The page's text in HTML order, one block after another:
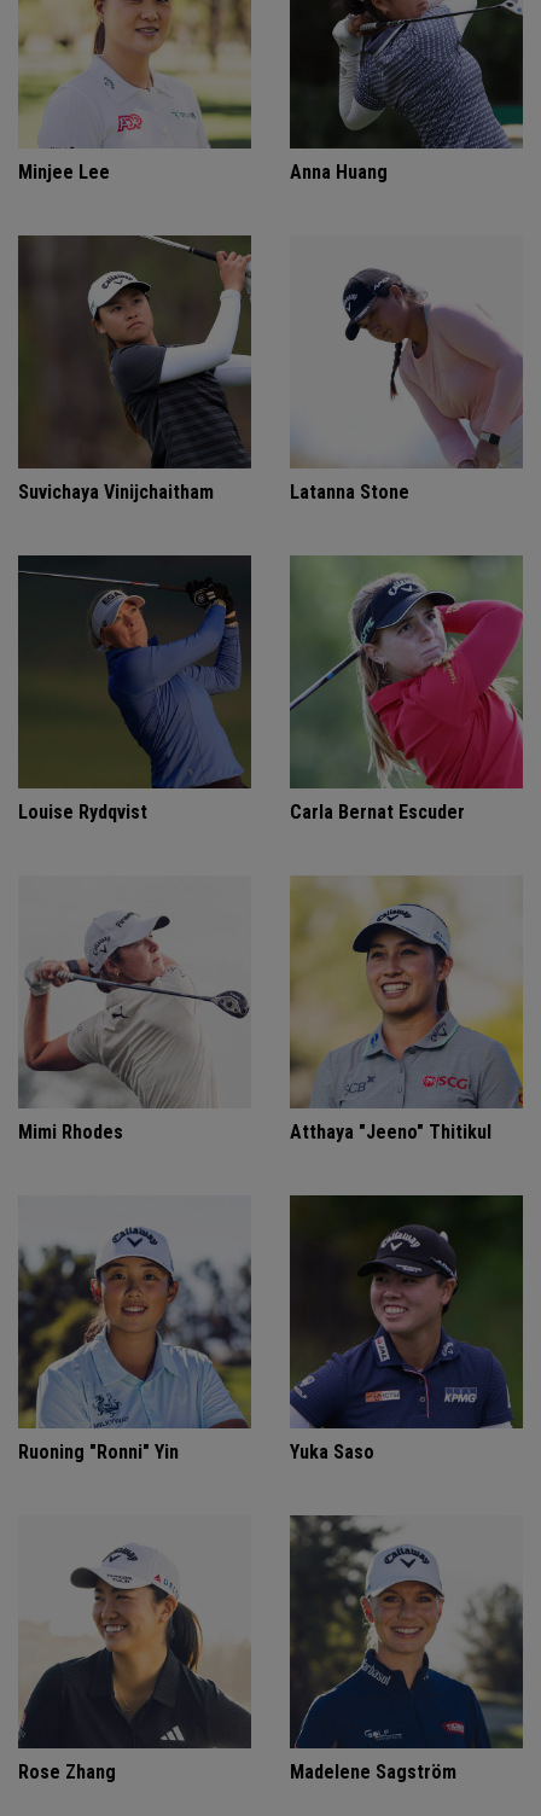
Minjee Lee Anna Huang
Suvichaya Vinijchaitham Latanna Stone
Louise Rydqvist Carla Bernat Escuder
Mimi Rhodes Atthaya "Jeeno" Thitikul
Ruoning "Ronni" Yin Yuka Saso
Rose Zhang Madelene Sagström